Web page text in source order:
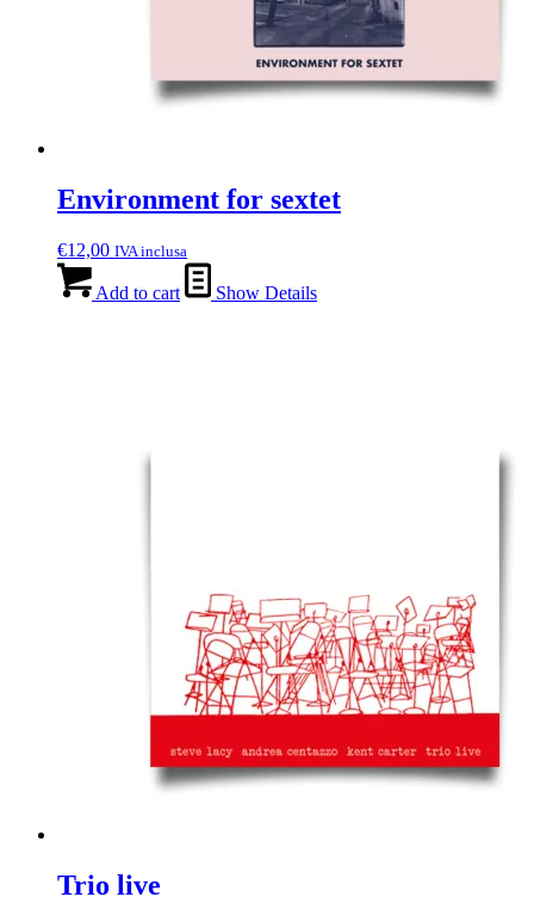
Environment for sextet
€12,00 IVA inclusa
Add to cart Show Details
Trio live